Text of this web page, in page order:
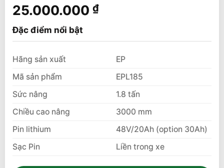
5trên 5 dựa
trên
1
đánh
25.000.000 ₫
Đặc điểm nổi bật
Hãng sản xuất
EP
Mã sản phẩm
EPL185
Sức nâng
1.8 tấn
Chiều cao nâng
3000 mm
Pin lithium
48V/20Ah (option 30Ah)
Sạc Pin
Liền trong xe